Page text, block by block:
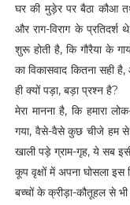
घर की मुड़ेर पर बैठा कौआ
और राग-विराग के प्रतिदर्श
शुरू होती है, कि गौरैया के
का विकासवाद कितना सही
ही क्यों पड़ा, बड़ा प्रश्न है?
मेरा मानना है, कि हमारा
गया, वैसे-वैसे कुछ चीजे हम से
खाली पड़े ग्राम-गृह, ये सब
कूप वृक्षों में अपना घोसला इस
बच्चों के क्रीड़ा-कौतूहल से